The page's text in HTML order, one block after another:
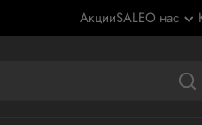
АкцииSALEО нас